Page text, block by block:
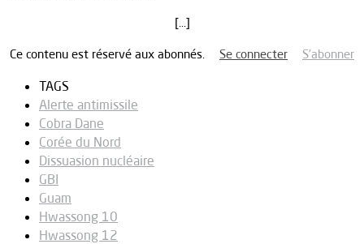
[…]
Ce contenu est réservé aux abonnés. Se connecter S’abonner
TAGS
Alerte antimissile
Cobra Dane
Corée du Nord
Dissuasion nucléaire
GBI
Guam
Hwassong 10
Hwassong 12